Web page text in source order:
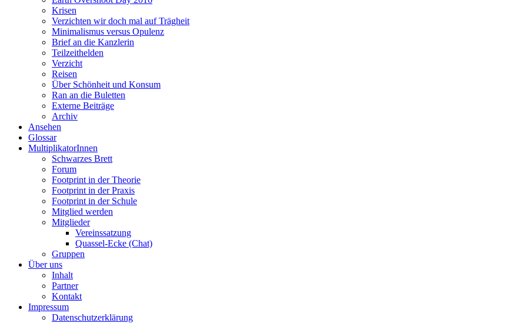
Krisen
Verzichten wir doch mal auf Trägheit
Minimalismus versus Opulenz
Brief an die Kanzlerin
Teilzeithelden
Verzicht
Reisen
Über Schönheit und Konsum
Ran an die Buletten
Externe Beiträge
Archiv
Ansehen
Glossar
MultiplikatorInnen
Schwarzes Brett
Forum
Footprint in der Theorie
Footprint in der Praxis
Footprint in der Schule
Mitglied werden
Mitglieder
Vereinssatzung
Quassel-Ecke (Chat)
Gruppen
Über uns
Inhalt
Partner
Kontakt
Impressum
Datenschutzerklärung